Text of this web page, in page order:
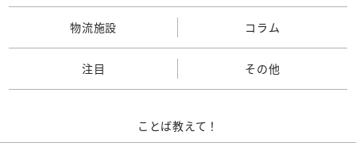
物流施設 コラム
注目 その他
ことば教えて！